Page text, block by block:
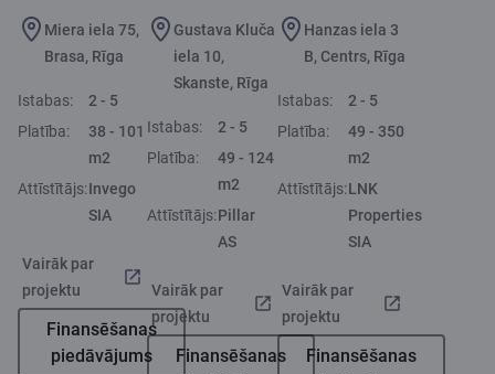
Miera iela 75,
Brasa, Rīga
Istabas:
2 - 5
Platība:
38 - 101
m2
Attīstītājs:Invego
SIA
Vairāk par
projektu
Finansēšanas
piedāvājums
Gustava Kluča
iela 10,
Skanste, Rīga
Istabas:
2 - 5
Platība:
49 - 124
m2
Attīstītājs:Pillar
AS
Vairāk par
projektu
Finansēšanas
Hanzas iela 3
B, Centrs, Rīga
Istabas:
2 - 5
Platība:
49 - 350
m2
Attīstītājs:LNK
Properties
SIA
Vairāk par
projektu
Finansēšanas